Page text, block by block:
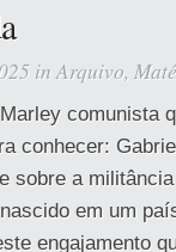
inArquivo,
comunista
conhecer:
sobre a
em um
engajamento